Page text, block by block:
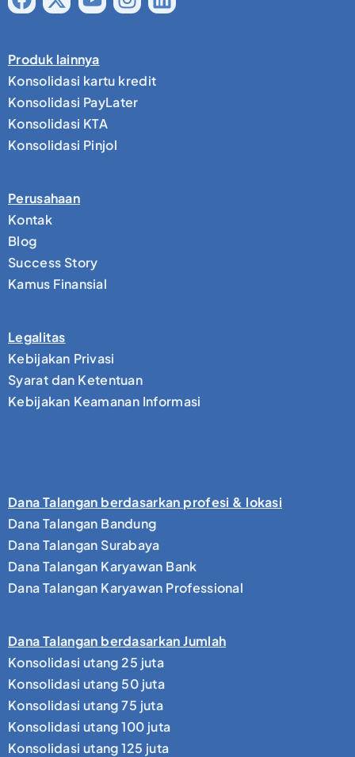
Produk lainnya
Konsolidasi kartu kredit
Konsolidasi PayLater
Konsolidasi KTA
Konsolidasi Pinjol
Perusahaan
Kontak
Blog
Success Story
Kamus Finansial
Legalitas
Kebijakan Privasi
Syarat dan Ketentuan
Kebijakan Keamanan Informasi
Dana Talangan berdasarkan profesi & lokasi
Dana Talangan Bandung
Dana Talangan Surabaya
Dana Talangan Karyawan Bank
Dana Talangan Karyawan Professional
Dana Talangan berdasarkan Jumlah
Konsolidasi utang 25 juta
Konsolidasi utang 50 juta
Konsolidasi utang 75 juta
Konsolidasi utang 100 juta
Konsolidasi utang 125 juta